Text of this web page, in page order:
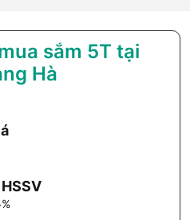
sắm 5T tại
Hà